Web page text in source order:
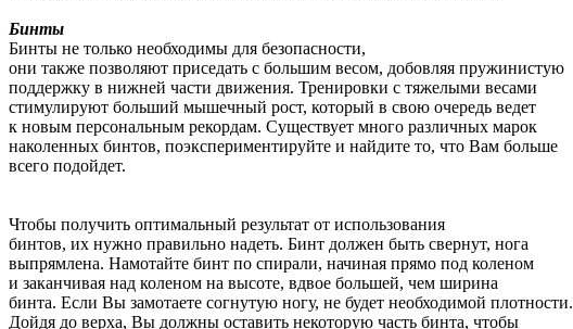
Бинты
Бинты не только необходимы для безопасности,
они также позволяют приседать с большим весом, добовляя пружинистую
поддержку в нижней части движения. Тренировки с тяжелыми весами
стимулируют больший мышечный рост, который в свою очередь ведет
к новым персональным рекордам. Существует много различных марок
наколенных бинтов, поэкспериментируйте и найдите то, что Вам больше
всего подойдет.
Чтобы получить оптимальный результат от использования
бинтов, их нужно правильно надеть. Бинт должен быть свернут, нога
выпрямлена. Намотайте бинт по спирали, начиная прямо под коленом
и заканчивая над коленом на высоте, вдвое большей, чем ширина
бинта. Если Вы замотаете согнутую ногу, не будет необходимой плотности.
Дойдя до верха, Вы должны оставить некоторую часть бинта, чтобы